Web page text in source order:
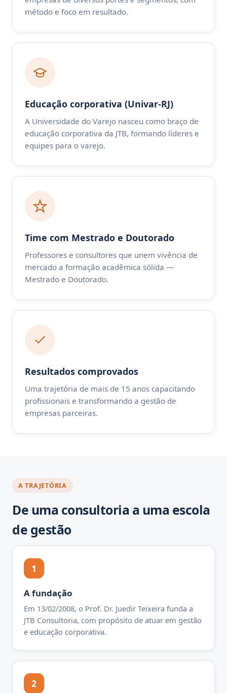
método e foco em resultado.
Educação corporativa (Univar-RJ)
A Universidade do Varejo nasceu como braço de
educação corporativa da JTB, formando líderes e
equipes para o varejo.
Time com Mestrado e Doutorado
Professores e consultores que unem vivência de
mercado a formação acadêmica sólida —
Mestrado e Doutorado.
Resultados comprovados
Uma trajetória de mais de 15 anos capacitando
profissionais e transformando a gestão de
empresas parceiras.
A TRAJETÓRIA
De uma consultoria a uma escola
de gestão
1
A fundação
Em 13/02/2008, o Prof. Dr. Juedir Teixeira funda a
JTB Consultoria, com propósito de atuar em gestão
e educação corporativa.
2